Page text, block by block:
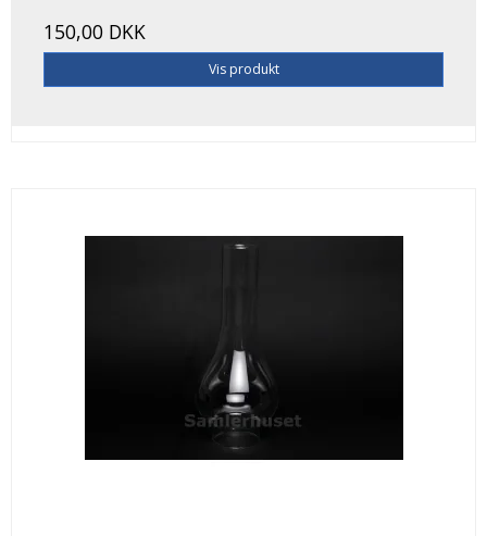
150,00 DKK
Vis produkt